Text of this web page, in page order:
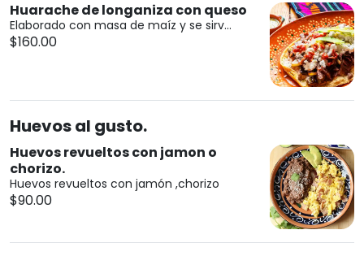
Huarache de longaniza con queso
Elaborado con masa de maíz y se sirv...
$160.00
Huevos al gusto.
Huevos revueltos con jamon o
chorizo.
Huevos revueltos con jamón ,chorizo
$90.00